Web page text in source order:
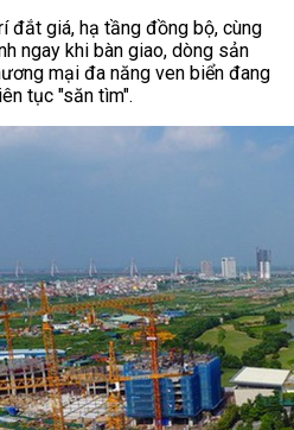
đắt giá, hạ tầng đồng bộ, cùng
ngay khi bàn giao, dòng sản
mại đa năng ven biển đang
tục "săn tìm".